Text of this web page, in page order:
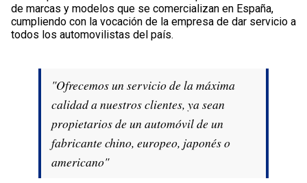
de marcas y modelos que se comercializan en España,
cumpliendo con la vocación de la empresa de dar servicio a
todos los automovilistas del país.
"Ofrecemos un servicio de la máxima
calidad a nuestros clientes, ya sean
propietarios de un automóvil de un
fabricante chino, europeo, japonés o
americano"